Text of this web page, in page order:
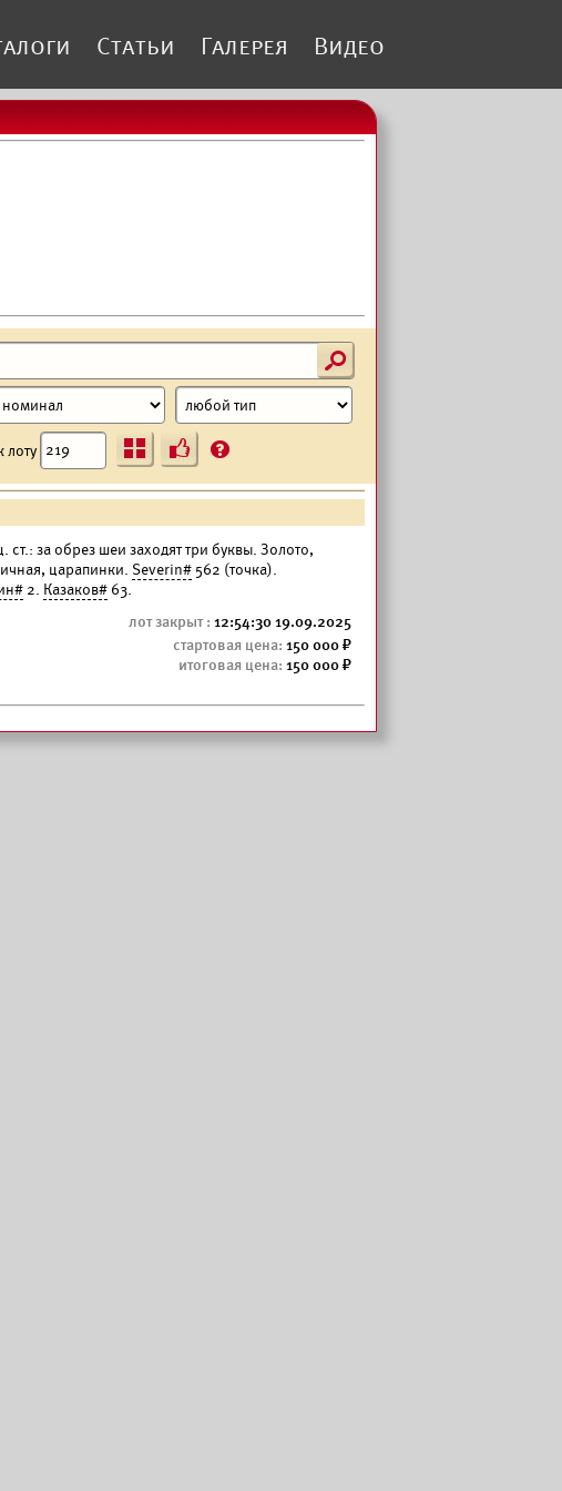
Статьи Галерея Видео
s
лоту Ъ ?
ст.: за обрез шеи заходят три буквы. Золото,
царапинки. Severin# 562 (точка).
2. Казаков# 63.
12:54:30 19.09.2025
150 000
150 000